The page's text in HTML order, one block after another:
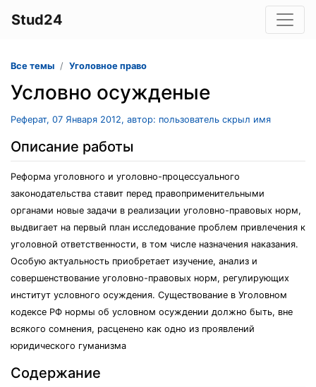
Stud24
Все темы Уголовное право
Условно осужденые
Реферат, 07 Января 2012, автор: пользователь скрыл имя
Описание работы
Реформа уголовного и уголовно-процессуального
законодательства ставит перед правоприменительными
органами новые задачи в реализации уголовно-правовых норм,
выдвигает на первый план исследование проблем привлечения к
уголовной ответственности, в том числе назначения наказания.
Особую актуальность приобретает изучение, анализ и
совершенствование уголовно-правовых норм, регулирующих
институт условного осуждения. Существование в Уголовном
кодексе РФ нормы об условном осуждении должно быть, вне
всякого сомнения, расценено как одно из проявлений
юридического гуманизма
Содержание